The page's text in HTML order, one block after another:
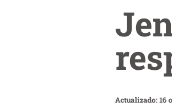
Actualizado: 16